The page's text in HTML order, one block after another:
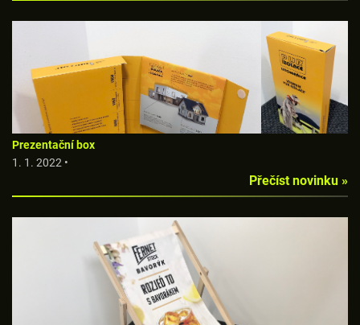
Prezentační box
1. 1. 2022 •
Přečíst novinku »